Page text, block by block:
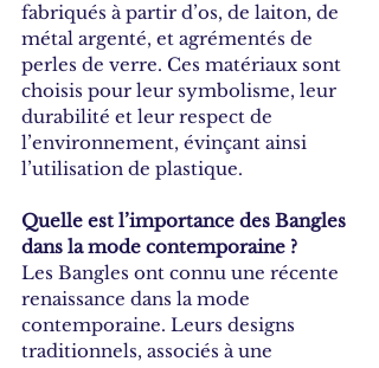
fabriqués à partir d’os, de laiton, de
métal argenté, et agrémentés de
perles de verre. Ces matériaux sont
choisis pour leur symbolisme, leur
durabilité et leur respect de
l’environnement, évinçant ainsi
l’utilisation de plastique.
Quelle est l’importance des Bangles
dans la mode contemporaine ?
Les Bangles ont connu une récente
renaissance dans la mode
contemporaine. Leurs designs
traditionnels, associés à une